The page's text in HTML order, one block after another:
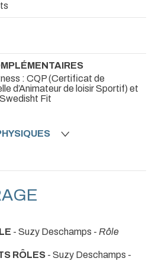
: CQP (Certificat de
d’Animateur de loisir Sportif) et
Fit
- Suzy Deschamps - Rôle
RÔLES - Suzy Deschamps -